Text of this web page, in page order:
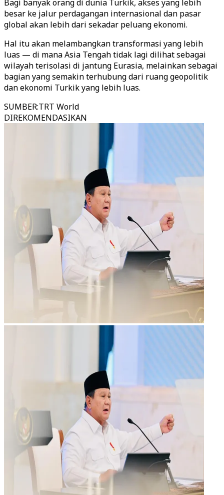
Bagi banyak orang di dunia Turkik, akses yang lebih
besar ke jalur perdagangan internasional dan pasar
global akan lebih dari sekadar peluang ekonomi.
Hal itu akan melambangkan transformasi yang lebih
luas — di mana Asia Tengah tidak lagi dilihat sebagai
wilayah terisolasi di jantung Eurasia, melainkan sebagai
bagian yang semakin terhubung dari ruang geopolitik
dan ekonomi Turkik yang lebih luas.
SUMBER:TRT World
DIREKOMENDASIKAN